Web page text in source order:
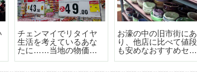
チェンマイ最大の高級
のショッピングセンタ
ー「セントラルフェス
「90日レポート」を提
出する